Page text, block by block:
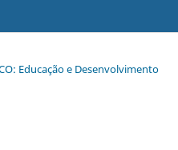
Educação e Desenvolvimento